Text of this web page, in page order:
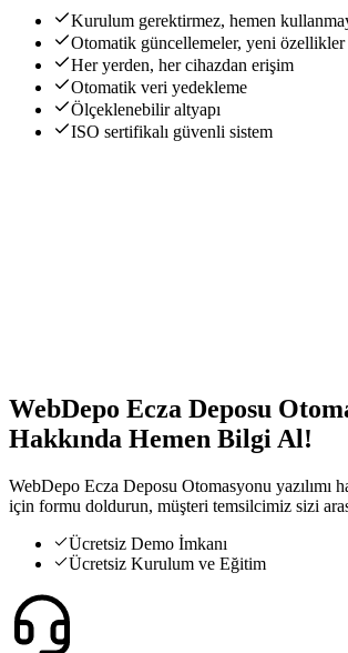
Kurulum gerektirmez, hemen
Otomatik güncellemeler, yeni özellikler
Her yerden, her cihazdan erişim
Otomatik veri yedekleme
Ölçeklenebilir altyapı
ISO sertifikalı güvenli sistem
Sevkiyat ve Lojistik Modülü
WebDepo Ecza Deposu
Hakkında Hemen Bilgi Al!
WebDepo Ecza Deposu Otomasyonu yazılımı
için formu doldurun, müşteri temsilcimiz sizi
Ücretsiz Demo İmkanı
Ücretsiz Kurulum ve Eğitim